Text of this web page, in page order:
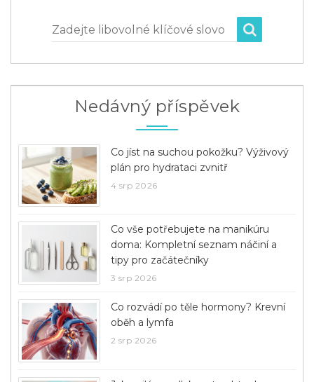
Zadejte libovolné klíčové slovo
Nedávný příspěvek
Co jíst na suchou pokožku? Výživový
plán pro hydrataci zvnitř
4 srp 2026
Co vše potřebujete na manikúru
doma: Kompletní seznam náčiní a
tipy pro začátečníky
3 srp 2026
Co rozvádí po těle hormony? Krevní
oběh a lymfa
2 srp 2026